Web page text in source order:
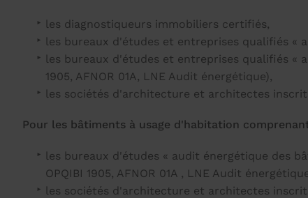
les diagnostiqueurs immobiliers certifiés,
les bureaux d'études et entreprises qualifiés «
les bureaux d'études et entreprises qualifiés «
1905, AFNOR 01A, LNE Audit énergétique),
les sociétés d'architecture et architectes
Pour les bâtiments à usage d'habitation
les bureaux d'études « audit énergétique des
OPQIBI 1905, AFNOR 01A , LNE Audit
les sociétés d'architecture et architectes